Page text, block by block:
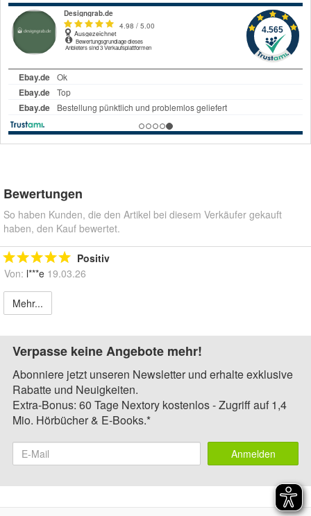
Bewertungen
So haben Kunden, die den Artikel bei diesem Verkäufer gekauft
haben, den Kauf bewertet.
Positiv
Von: l***e 19.03.26
Mehr...
Verpasse keine Angebote mehr!
Abonniere jetzt unseren Newsletter und erhalte exklusive
Rabatte und Neuigkeiten.
Extra-Bonus: 60 Tage Nextory kostenlos - Zugriff auf 1,4
Mio. Hörbücher & E-Books.*
Anmelden